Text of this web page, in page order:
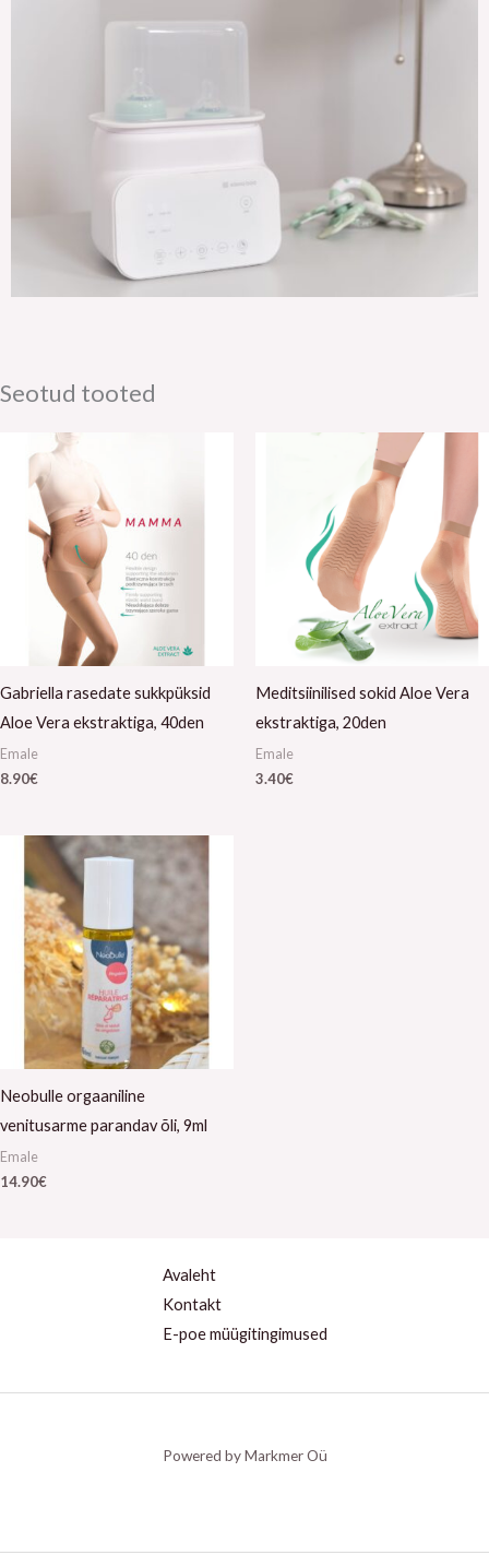
Seotud tooted
Gabriella rasedate sukkpüksid
Aloe Vera ekstraktiga, 40den
Emale
8.90€
Meditsiinilised sokid Aloe Vera
ekstraktiga, 20den
Emale
3.40€
Neobulle orgaaniline
venitusarme parandav õli, 9ml
Emale
14.90€
Avaleht
Kontakt
E-poe müügitingimused
Powered by Markmer Oü